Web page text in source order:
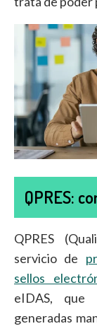
QPRES:
QPRES
servicio de
sellos
eIDAS, que
generadas